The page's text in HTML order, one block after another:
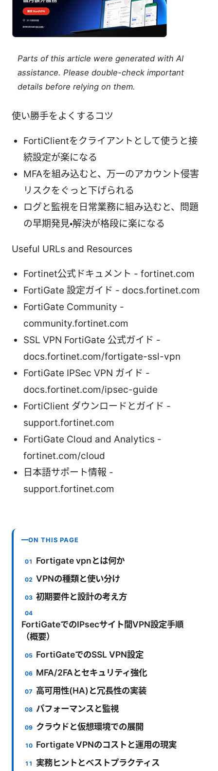
Parts of this article were generated with AI
assistance. Please double-check important
details before relying on them.
使い勝手をよくするコツ
FortiClientをクライアントとして使うと接
続設定が楽になる
MFAを組み込むと、万一のアカウント侵害
リスクをぐっと下げられる
ログと監視を日常業務に組み込むと、問題
の早期発見・解決が格段に楽になる
Useful URLs and Resources
Fortinet公式ドキュメント - fortinet.com
FortiGate 設定ガイド - docs.fortinet.com
FortiGate Community -
community.fortinet.com
SSL VPN FortiGate 公式ガイド -
docs.fortinet.com/fortigate-ssl-vpn
FortiGate IPSec VPN ガイド -
docs.fortinet.com/ipsec-guide
FortiClient ダウンロードとガイド -
support.fortinet.com
FortiGate Cloud and Analytics -
fortinet.com/cloud
日本語サポート情報 -
support.fortinet.com
ON THIS PAGE
Fortigate vpnとは何か
VPNの種類と使い分け
初期要件と設計の考え方
FortiGateでのIPsecサイト間VPN設定手順
（概要）
FortiGateでのSSL VPN設定
MFA/2FAとセキュリティ強化
高可用性(HA)と冗長性の実装
パフォーマンスと監視
クラウドと仮想環境での展開
Fortigate VPNのコストと運用の現実
実務ヒントとベストプラクティス